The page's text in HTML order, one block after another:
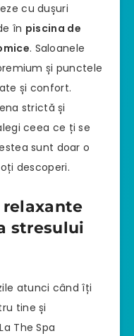
cu dușuri
în piscina de
. Saloanele
și punctele
și confort.
strictă și
ceea ce ți se
sunt doar o
descoperi.
stresului
atunci când îți
tine și
The Spa